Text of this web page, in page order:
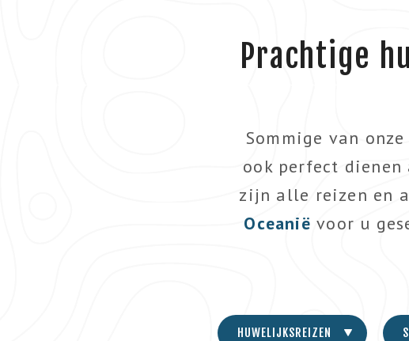
Prachtige
Sommige van
ook perfect
zijn alle reizen en
Oceanië voor u
HUWELIJKSREIZEN